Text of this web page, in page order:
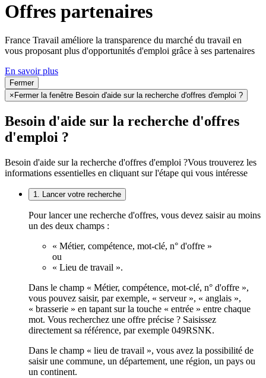
Offres partenaires
France Travail améliore la transparence du marché du travail en
vous proposant plus d'opportunités d'emploi grâce à ses partenaires
En savoir plus
Fermer
× Fermer la fenêtre Besoin d'aide sur la recherche d'offres d'emploi ?
Besoin d'aide sur la recherche d'offres
d'emploi ?
Besoin d'aide sur la recherche d'offres d'emploi ?Vous trouverez les
informations essentielles en cliquant sur l'étape qui vous intéresse
1. Lancer votre recherche
Pour lancer une recherche d'offres, vous devez saisir au moins
un des deux champs :
« Métier, compétence, mot-clé, n° d'offre »
ou
« Lieu de travail ».
Dans le champ « Métier, compétence, mot-clé, n° d'offre »,
vous pouvez saisir, par exemple, « serveur », « anglais »,
« brasserie » en tapant sur la touche « entrée » entre chaque
mot. Vous recherchez une offre précise ? Saisissez
directement sa référence, par exemple 049RSNK.
Dans le champ « lieu de travail », vous avez la possibilité de
saisir une commune, un département, une région, un pays ou
un continent.